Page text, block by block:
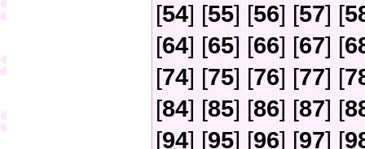
[54] [55] [56] [57] [
[64] [65] [66] [67] [
[74] [75] [76] [77] [
[84] [85] [86] [87] [
[94] [95] [96] [97] [